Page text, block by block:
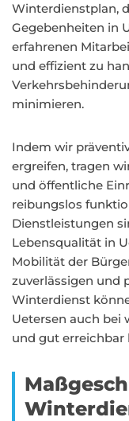
Winterdienstplan,
Gegebenheiten in
erfahrenen
und effizient zu
minimieren.
Indem wir
ergreifen, tragen
und öffentliche
reibungslos
Dienstleistungen
Lebensqualität in
Mobilität der
zuverlässigen und
Winterdienst
Uetersen auch bei
und gut erreichbar